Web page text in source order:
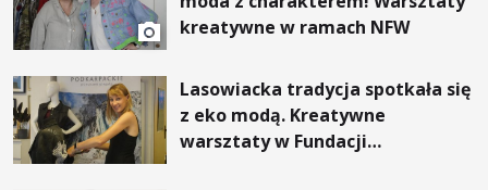
kreatywne w ramach NFW
Lasowiacka tradycja spotkała się
z eko modą. Kreatywne
warsztaty w Fundacji